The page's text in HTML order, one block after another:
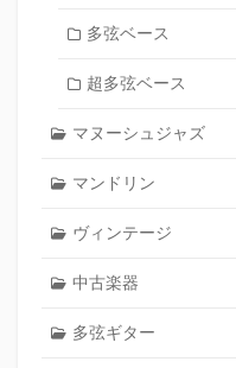
多弦ベース
超多弦ベース
マヌーシュジャズ
マンドリン
ヴィンテージ
中古楽器
多弦ギター